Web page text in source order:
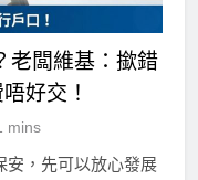
老闆維基：撳錯
好交！
mins
安，先可以放心發展